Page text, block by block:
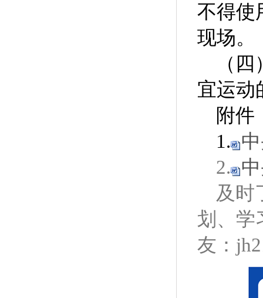
不得使
现场。
（
宜运动
附件
1.
2.
及时
划、学
友：